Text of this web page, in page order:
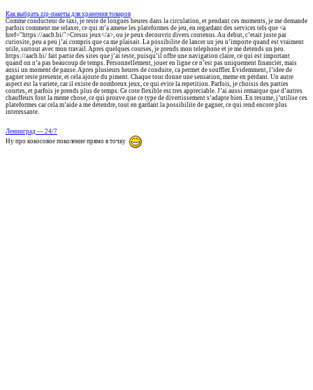
Как выбрать zip-пакеты для хранения товаров
Comme conducteur de taxi, je reste de longues heures dans la circulation, et pendant ces moments, je me demande
parfois comment me relaxer, ce qui m’a amene les plateformes de jeu, en regardant des services tels que <a
href="https://aacb.bi/">Cresus jeux</a>, ou je peux decouvrir divers contenus. Au debut, c’etait juste par
curiosite, peu a peu j’ai compris que ca me plaisait. La possibilite de lancer un jeu n’importe quand est vraiment
utile, surtout avec mon travail. Apres quelques courses, je prends mon telephone et je me detends un peu.
https://aacb.bi/ fait partie des sites que j’ai teste, puisqu’il offre une navigation claire, ce qui est important
quand on n’a pas beaucoup de temps. Personnellement, jouer en ligne ce n’est pas uniquement financier, mais
aussi un moment de pause. Apres plusieurs heures de conduite, ca permet de souffler. Evidemment, l’idee de
gagner reste presente, et cela ajoute du piment. Chaque tour donne une sensation, meme en perdant. Un autre
aspect est la variete, car il existe de nombreux jeux, ce qui evite la repetition. Parfois, je choisis des parties
courtes, et parfois je prends plus de temps. Ce cote flexible est tres appreciable. J’ai aussi remarque que d’autres
chauffeurs font la meme chose, ce qui prouve que ce type de divertissement s’adapte bien. En resume, j’utilise ces
plateformes car cela m’aide a me detendre, tout en gardant la possibilite de gagner, ce qui rend encore plus
interessante.
Ленинград — 24/7
Ну про кокосовое поколение прямо в точку